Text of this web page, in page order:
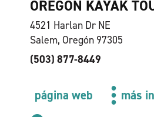
OREGON KAYAK
4521 Harlan Dr NE
Salem, Oregón 97305
(503) 877-8449
página web
más